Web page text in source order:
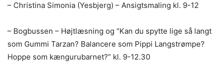
– Christina Simonia (Yesbjerg) – Ansigtsmaling kl. 9-12
– Bogbussen – Højtlæsning og “Kan du spytte lige så langt
som Gummi Tarzan? Balancere som Pippi Langstrømpe?
Hoppe som kængurubarnet?” kl. 9-12.30